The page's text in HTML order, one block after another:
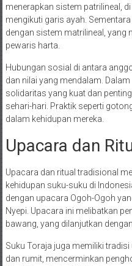
menerapkan sistem patrilineal,
mengikuti garis ayah.
dengan sistem matrilineal, yang
pewaris harta.
Hubungan sosial di antara
dan nilai yang mendalam.
solidaritas yang kuat dan
sehari-hari. Praktik seperti
dalam kehidupan mereka.
Upacara dan
Upacara dan ritual tradisional
kehidupan suku-suku di
dengan upacara Ogoh-Ogoh
Nyepi. Upacara ini melibatkan
bawang, yang dilanjutkan
Suku Toraja juga memiliki
dan rumit, mencerminkan